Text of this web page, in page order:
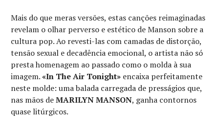
Mais do que meras versões, estas canções reimaginadas
revelam o olhar perverso e estético de Manson sobre a
cultura pop. Ao revesti-las com camadas de distorção,
tensão sexual e decadência emocional, o artista não só
presta homenagem ao passado como o molda à sua
imagem.«In The Air Tonight» encaixa perfeitamente
neste molde: uma balada carregada de presságios que,
nas mãos deMARILYN MANSON, ganha contornos
quase litúrgicos.